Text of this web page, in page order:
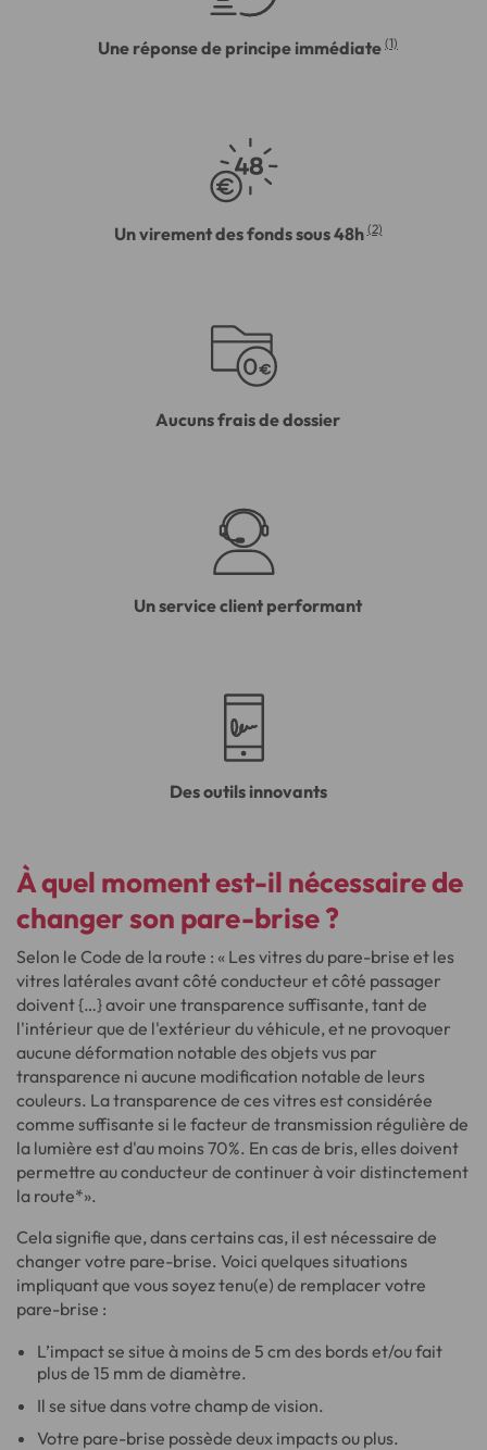
Une réponse de principe immédiate (1)
Un virement des fonds sous 48h (2)
Aucuns frais de dossier
Un service client performant
Des outils innovants
À quel moment est-il nécessaire de
changer son pare-brise ?
Selon le Code de la route : « Les vitres du pare-brise et les
vitres latérales avant côté conducteur et côté passager
doivent {…} avoir une transparence suffisante, tant de
l'intérieur que de l'extérieur du véhicule, et ne provoquer
aucune déformation notable des objets vus par
transparence ni aucune modification notable de leurs
couleurs. La transparence de ces vitres est considérée
comme suffisante si le facteur de transmission régulière de
la lumière est d'au moins 70%. En cas de bris, elles doivent
permettre au conducteur de continuer à voir distinctement
la route*».
Cela signifie que, dans certains cas, il est nécessaire de
changer votre pare-brise. Voici quelques situations
impliquant que vous soyez tenu(e) de remplacer votre
pare-brise :
L’impact se situe à moins de 5 cm des bords et/ou fait
plus de 15 mm de diamètre.
Il se situe dans votre champ de vision.
Votre pare-brise possède deux impacts ou plus.